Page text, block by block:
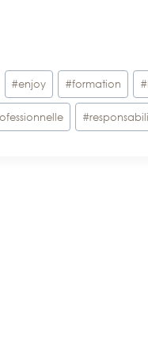
#enjoy #formation #
#